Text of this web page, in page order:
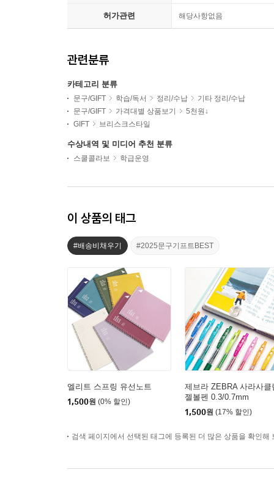
허가관련 해당사항없음
관련분류
카테고리 분류
문구/GIFT 학습/독서 정리/수납
기타 정리/수납
문구/GIFT
가격대별 상품보기
5천원↓
GIFT
브리스크스타일
수상내역 및 미디어 추천 분류
스쿨콜라보 학급운영
이 상품의 태그
#배송비채우기 #2025문구기프트BEST
엘리트 스프링 유선노트
1,500원 (0% 할인)
제브라 ZEBRA 사라사클
젤볼펜 0.3/0.7mm
1,500원 (17% 할인)
검색 페이지에서 선택된 태그에 등록된 더 많은 상품을 확인해